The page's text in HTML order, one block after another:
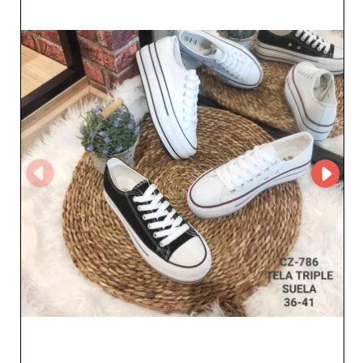
puntualità. Oltre alla qualità dei prodotti, Emas Rebeca
pone grande attenzione a offrire un servizio clienti
impeccabile. Grazie a una struttura operativa ottimizzata
tramite MicroStore, i professionisti beneficiano di
un'esperienza di acquisto semplificata, con transazioni
efficienti e sicure. Per i rivenditori che desiderano
ampliare la gamma con prodotti attraenti e aumentare
le vendite, scegliere Emas Rebeca significa puntare su
affidabilità e innovazione. Con un impegno incrollabile
verso la soddisfazione del cliente e un catalogo pensato
per le esigenze in crescita del mercato, Emas Rebeca si
impone come partner imprescindibile per i negozi che
vogliono offrire il meglio alle proprie clienti. In
conclusione, collaborando con Emas Rebeca avrai
accesso a una gamma dinamica e completa,
beneficiando al contempo di un servizio impeccabile.
Trasforma il tuo negozio in una destinazione di
riferimento per i consumatori con Emas Rebeca.